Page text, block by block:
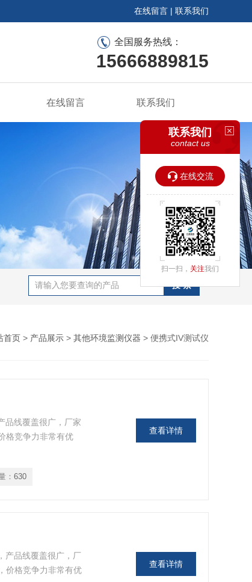
在线留言 | 联系我们
全国服务热线：
15666889815
在线留言 联系我们
首页 > 产品展示 > 其他环境监测仪器 > 便携式IV测试仪
品线覆盖很广，厂家
格竞争力非常有优
： 630
查看详情
产品线覆盖很广，厂
价格竞争力非常有优
查看详情
联系我们
contact us
在线交流
扫一扫， 关注我们